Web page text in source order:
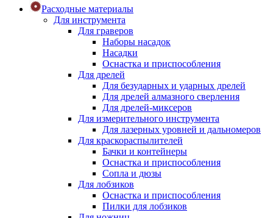
Расходные материалы
Для инструмента
Для граверов
Наборы насадок
Насадки
Оснастка и приспособления
Для дрелей
Для безударных и ударных дрелей
Для дрелей алмазного сверления
Для дрелей-миксеров
Для измерительного инструмента
Для лазерных уровней и дальномеров
Для краскораспылителей
Бачки и контейнеры
Оснастка и приспособления
Сопла и дюзы
Для лобзиков
Оснастка и приспособления
Пилки для лобзиков